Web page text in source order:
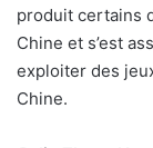
produit certains
Chine et s’est
exploiter des
Chine.